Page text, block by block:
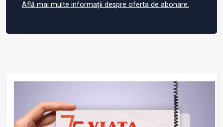
Află mai multe informații despre oferta de abonare.